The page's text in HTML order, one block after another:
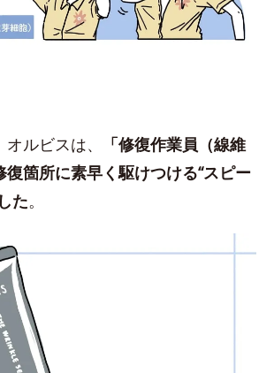
ルビスは、
「修復作業員（線維
箇所に素早く駆けつける“スピー
た。